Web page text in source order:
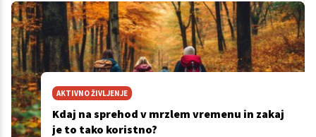
AKTIVNO ŽIVLJENJE
Kdaj na sprehod v mrzlem vremenu in zakaj
je to tako koristno?